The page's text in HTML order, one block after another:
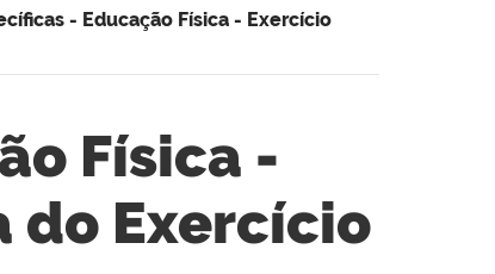
- Educação Física - Exercício
Física -
do Exercício